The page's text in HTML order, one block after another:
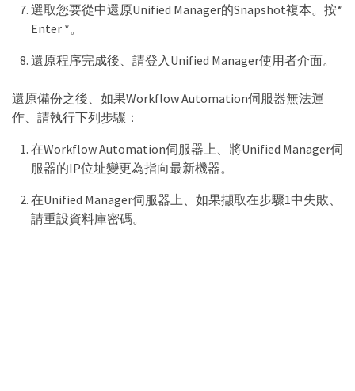
選取您要從中還原Unified Manager的Snapshot複本。按*
Enter *。
還原程序完成後、請登入Unified Manager使用者介面。
還原備份之後、如果Workflow Automation伺服器無法運
作、請執行下列步驟：
在Workflow Automation伺服器上、將Unified Manager伺
服器的IP位址變更為指向最新機器。
在Unified Manager伺服器上、如果擷取在步驟1中失敗、
請重設資料庫密碼。